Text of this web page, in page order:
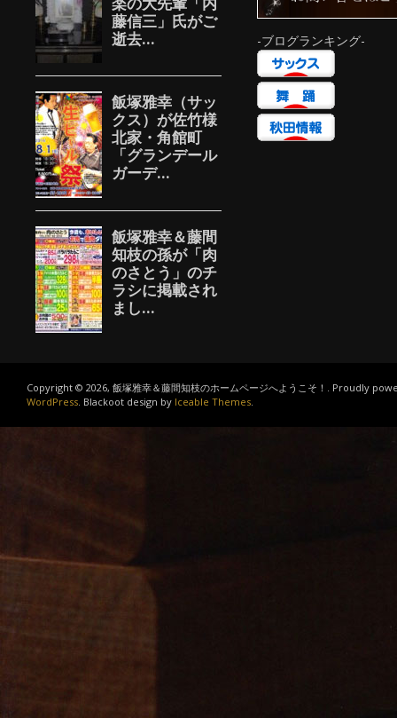
-ブログランキング-
Copyright © 2026, 飯塚雅幸＆藤間知枝のホームページへようこそ！. Proudly
WordPress . Blackoot design by Iceable Themes